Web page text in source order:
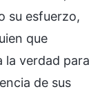
su esfuerzo,
que
la verdad para
de sus